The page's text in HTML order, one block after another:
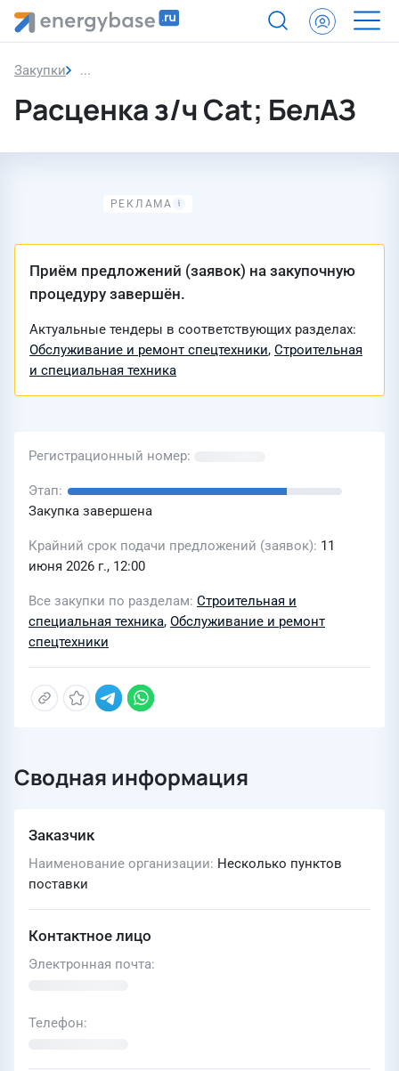
Закупки Закупка
Расценка з/ч Cat; БелАЗ
Приём предложений (заявок) на закупочную
процедуру завершён.
Актуальные тендеры в соответствующих разделах:
Обслуживание и ремонт спецтехники, Строительная
и специальная техника
Регистрационный номер
Этап
Закупка завершена
Крайний срок подачи предложений (заявок) 11
июня 2026 г., 12:00
Все закупки по разделам Строительная и
специальная техника, Обслуживание и ремонт
спецтехники
Сводная информация
Заказчик
Наименование организации Несколько пунктов
поставки
Контактное лицо
Электронная почта
Телефон